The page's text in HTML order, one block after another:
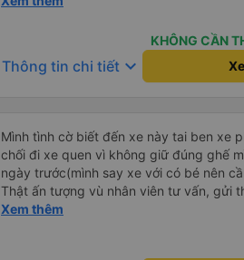
KHÔNG CẦN
Thông tin chi tiết keyboard_arrow_down
Mình tình cờ biết đến xe này tai ben xe
chối đi xe quen vì không giữ đúng ghế
ngày trước(mình say xe với có bé nên
Thật ấn tượng vù nhân viên tư vấn, gửi
ràng, chuyên nghiệp. Đi đúng giờ, xe mới
Xem thêm